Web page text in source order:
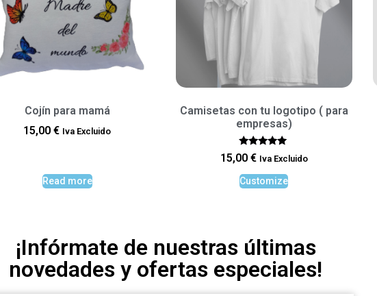
Cojín para mamá
15,00€ Iva Excluido
Read more
Camisetas con tu logotipo ( para
empresas)
Rated
5.00
15,00 € Iva Excluido
Customize
¡Infórmate de nuestras últimas
novedades y ofertas especiales!